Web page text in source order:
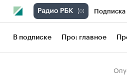
Подписка
Школа
В подписке Про: главное